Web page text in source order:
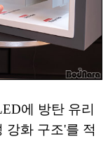
에 방탄 유리
강화 구조'를 적